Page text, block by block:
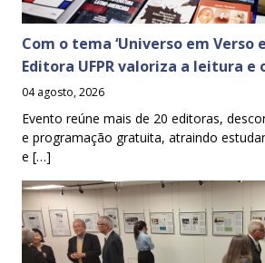
Com o tema ‘Universo em Verso
Editora UFPR valoriza a leitura e
04 agosto, 2026
Evento reúne mais de 20 editoras,
e programação gratuita, atraindo
e […]